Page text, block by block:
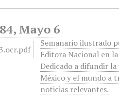
Mayo 6
Semanario ilustrado
Editora Nacional en
Dedicado a difundir
México y el mundo a
noticias relevantes.